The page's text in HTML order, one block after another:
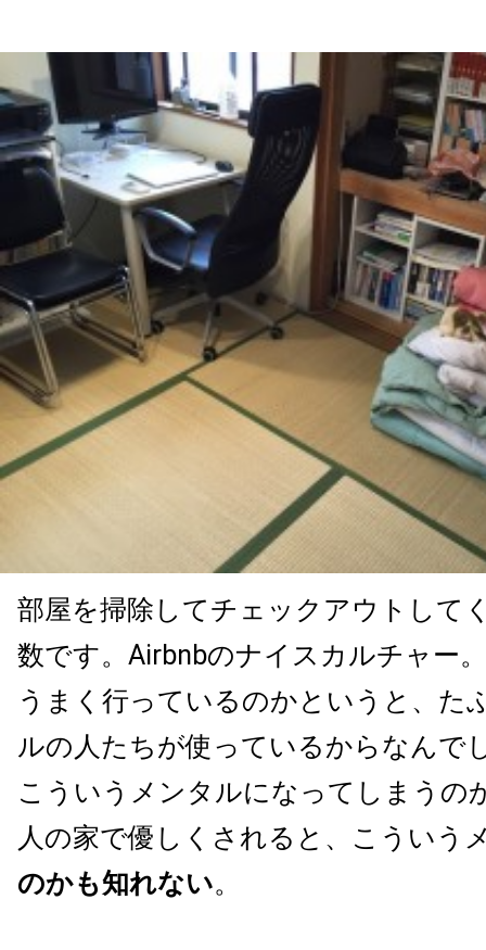
部屋を掃除してチェックアウトして
数です。Airbnbのナイスカルチャー
うまく行っているのかというと、た
ルの人たちが使っているからなんで
こういうメンタルになってしまうの
人の家で優しくされると、こういう
のかも知れない。